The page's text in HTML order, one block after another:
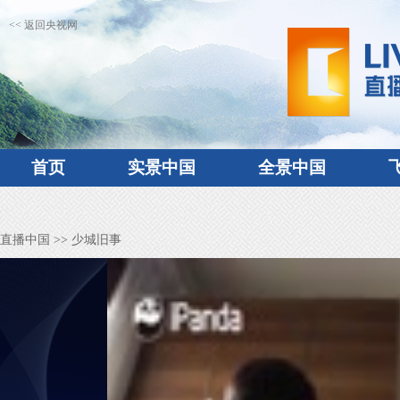
<< 返回央视网
首页 实景中国 全景中国
直播中国 >> 少城旧事